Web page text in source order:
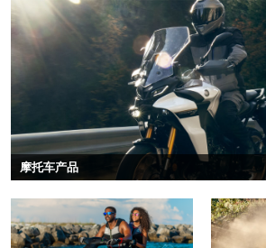
摩托车产品